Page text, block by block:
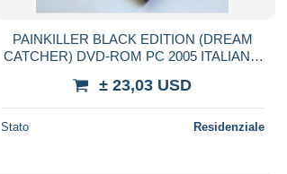
PAINKILLER BLACK EDITION (DREAM
CATCHER) DVD-ROM PC 2005 ITALIANO
± 23,03 USD
Stato Residenziale